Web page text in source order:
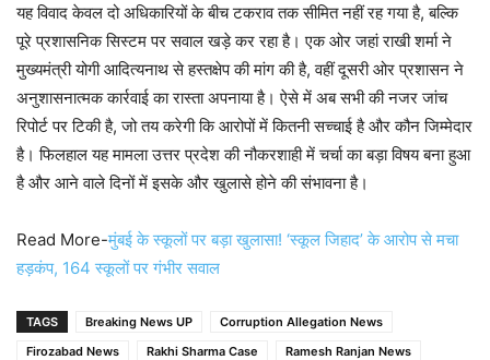
यह विवाद केवल दो अधिकारियों के बीच टकराव तक सीमित नहीं रह गया है, बल्कि
पूरे प्रशासनिक सिस्टम पर सवाल खड़े कर रहा है। एक ओर जहां राखी शर्मा ने
मुख्यमंत्री योगी आदित्यनाथ से हस्तक्षेप की मांग की है, वहीं दूसरी ओर प्रशासन ने
अनुशासनात्मक कार्रवाई का रास्ता अपनाया है। ऐसे में अब सभी की नजर जांच
रिपोर्ट पर टिकी है, जो तय करेगी कि आरोपों में कितनी सच्चाई है और कौन जिम्मेदार
है। फिलहाल यह मामला उत्तर प्रदेश की नौकरशाही में चर्चा का बड़ा विषय बना हुआ
है और आने वाले दिनों में इसके और खुलासे होने की संभावना है।
Read More-मुंबई के स्कूलों पर बड़ा खुलासा! ‘स्कूल जिहाद’ के आरोप से मचा
हड़कंप, 164 स्कूलों पर गंभीर सवाल
TAGS Breaking News UP
Corruption Allegation News
Firozabad News
Rakhi Sharma Case
Ramesh Ranjan News